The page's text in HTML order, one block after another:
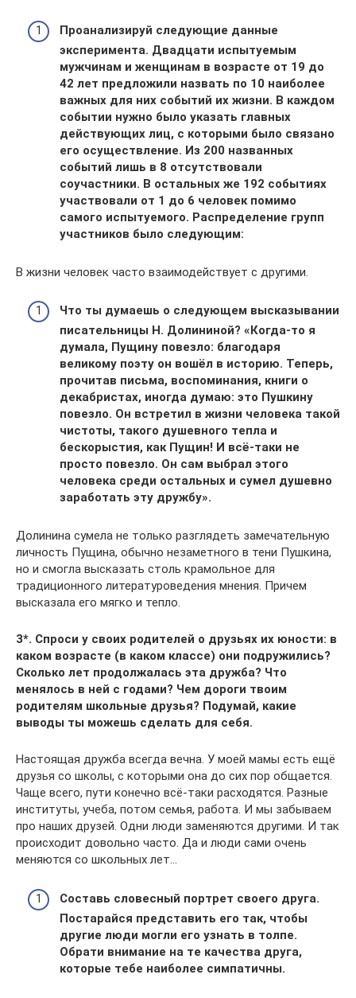
Проанализируй следующие данные
эксперимента. Двадцати испытуемым
мужчинам и женщинам в возрасте от 19 до
42 лет предложили назвать по 10 наиболее
важных для них событий их жизни. В каждом
событии нужно было указать главных
действующих лиц, с которыми было связано
его осуществление. Из 200 названных
событий лишь в 8 отсутствовали
соучастники. В остальных же 192 событиях
участвовали от 1 до 6 человек помимо
самого испытуемого. Распределение групп
участников было следующим:
В жизни человек часто взаимодействует с другими.
Что ты думаешь о следующем высказывании
писательницы Н. Долининой? «Когда-то я
думала, Пущину повезло: благодаря
великому поэту он вошёл в историю. Теперь,
прочитав письма, воспоминания, книги о
декабристах, иногда думаю: это Пушкину
повезло. Он встретил в жизни человека такой
чистоты, такого душевного тепла и
бескорыстия, как Пущин! И всё-таки не
просто повезло. Он сам выбрал этого
человека среди остальных и сумел душевно
заработать эту дружбу».
Долинина сумела не только разглядеть замечательную
личность Пущина, обычно незаметного в тени Пушкина,
но и смогла высказать столь крамольное для
традиционного литературоведения мнения. Причем
высказала его мягко и тепло.
3*. Спроси у своих родителей о друзьях их юности: в
каком возрасте (в каком классе) они подружились?
Сколько лет продолжалась эта дружба? Что
менялось в ней с годами? Чем дороги твоим
родителям школьные друзья? Подумай, какие
выводы ты можешь сделать для себя.
Настоящая дружба всегда вечна. У моей мамы есть ещё
друзья со школы, с которыми она до сих пор общается.
Чаще всего, пути конечно всё-таки расходятся. Разные
институты, учеба, потом семья, работа. И мы забываем
про наших друзей. Одни люди заменяются другими. И так
происходит довольно часто. Да и люди сами очень
меняются со школьных лет…
Составь словесный портрет своего друга.
Постарайся представить его так, чтобы
другие люди могли его узнать в толпе.
Обрати внимание на те качества друга,
которые тебе наиболее симпатичны.